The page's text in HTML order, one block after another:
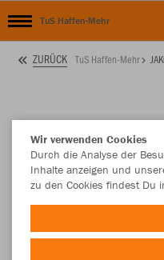
TuS Haffen-Mehr
ZURÜCK TuS Haffen-Mehr
Wir verwenden Cookies
Durch die Analyse der
Inhalte anzeigen und
zu den Cookies findest Du